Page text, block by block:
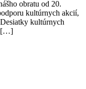
obratu od 20.
kultúrnych akcií,
kultúrnych
[…]